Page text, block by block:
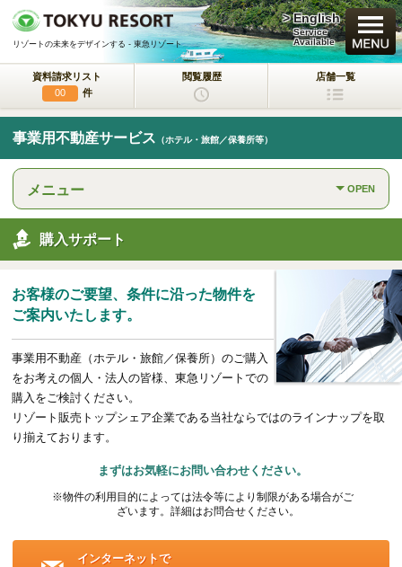
リゾートの未来をデザインする - 東急リゾート
> English
Service
Available
資料請求リスト
00
件
閲覧履歴 店舗一覧
事業用不動産サービス （ホテル・旅館／保養所等）
メニュー OPEN
購入サポート
お客様のご要望、条件に沿った物件を
ご案内いたします。
事業用不動産（ホテル・旅館／保養所）のご購入
をお考えの個人・法人の皆様、東急リゾートでの
購入をご検討ください。
リゾート販売トップシェア企業である当社ならではのラインナップを取
り揃えております。
まずはお気軽にお問い合わせください。
※物件の利用目的によっては法令等により制限がある場合がご
ざいます。詳細はお問合せください。
インターネットで
買いたい
新規・新築マンション
中古物件
一戸建て/マンション/土地
東急ハーヴェストクラブ
会員制リゾートホテル
ホテルコンドミニアム
所有するリゾートから
事業用不動産サービス
（ホテル・旅館／保養所等）
海外事業（ハワイ）
海外事業（フィリピン）